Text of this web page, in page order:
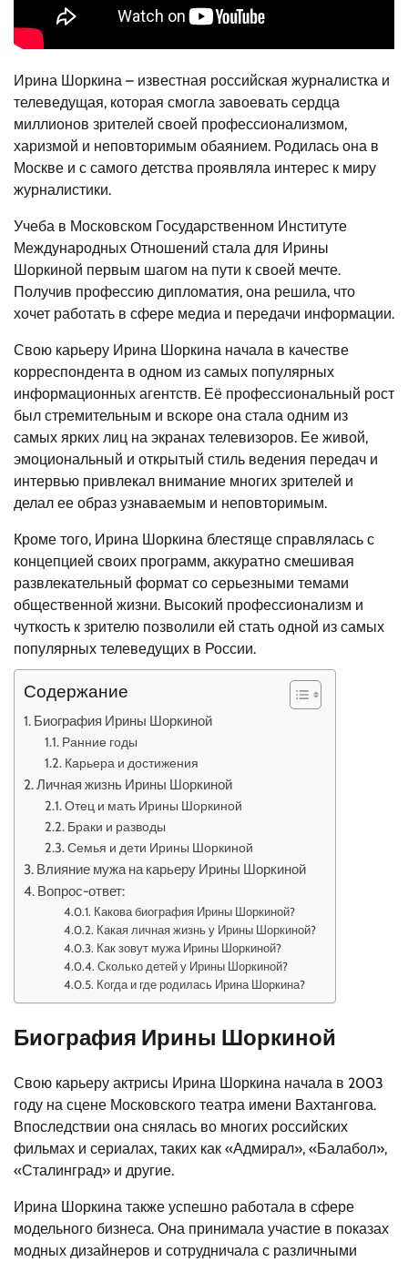
Ирина Шоркина – известная российская журналистка и
телеведущая, которая смогла завоевать сердца
миллионов зрителей своей профессионализмом,
харизмой и неповторимым обаянием. Родилась она в
Москве и с самого детства проявляла интерес к миру
журналистики.
Учеба в Московском Государственном Институте
Международных Отношений стала для Ирины
Шоркиной первым шагом на пути к своей мечте.
Получив профессию дипломатия, она решила, что
хочет работать в сфере медиа и передачи информации.
Свою карьеру Ирина Шоркина начала в качестве
корреспондента в одном из самых популярных
информационных агентств. Её профессиональный рост
был стремительным и вскоре она стала одним из
самых ярких лиц на экранах телевизоров. Ее живой,
эмоциональный и открытый стиль ведения передач и
интервью привлекал внимание многих зрителей и
делал ее образ узнаваемым и неповторимым.
Кроме того, Ирина Шоркина блестяще справлялась с
концепцией своих программ, аккуратно смешивая
развлекательный формат со серьезными темами
общественной жизни. Высокий профессионализм и
чуткость к зрителю позволили ей стать одной из самых
популярных телеведущих в России.
Содержание
Биография Ирины Шоркиной
Ранние годы
Карьера и достижения
Личная жизнь Ирины Шоркиной
Отец и мать Ирины Шоркиной
Браки и разводы
Семья и дети Ирины Шоркиной
Влияние мужа на карьеру Ирины Шоркиной
Вопрос-ответ:
Какова биография Ирины Шоркиной?
Какая личная жизнь у Ирины Шоркиной?
Как зовут мужа Ирины Шоркиной?
Сколько детей у Ирины Шоркиной?
Когда и где родилась Ирина Шоркина?
Биография Ирины Шоркиной
Свою карьеру актрисы Ирина Шоркина начала в 2003
году на сцене Московского театра имени Вахтангова.
Впоследствии она снялась во многих российских
фильмах и сериалах, таких как «Адмирал», «Балабол»,
«Сталинград» и другие.
Ирина Шоркина также успешно работала в сфере
модельного бизнеса. Она принимала участие в показах
модных дизайнеров и сотрудничала с различными